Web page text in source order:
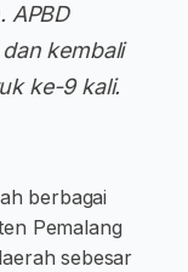
APBD
kembali
ke-9 kali.
berbagai
Pemalang
sebesar